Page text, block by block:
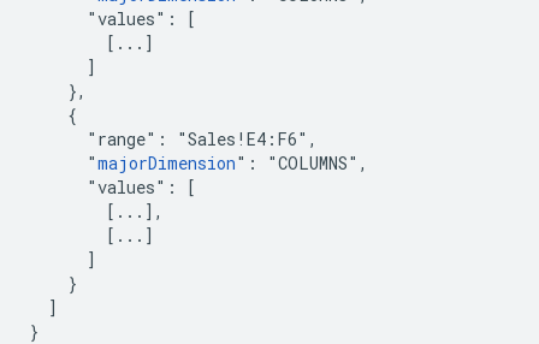
      "values": [
        [...]
      ]
    },
    {
      "range": "Sales!E4:F6",
      "
majorDimension": "COLUMNS",
      "values": [
        [...],
        [...]
      ]
    }
  ]
}